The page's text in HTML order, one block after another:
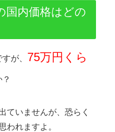
国内価格はどの
が、 75万円くら
ていませんが、恐らく
われますよ。